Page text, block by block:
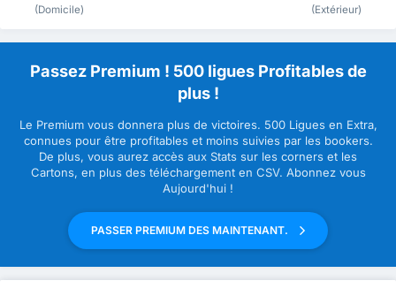
(Domicile) (Extérieur)
Passez Premium ! 500 ligues Profitables de
plus !
Le Premium vous donnera plus de victoires. 500 Ligues en Extra,
connues pour être profitables et moins suivies par les bookers.
De plus, vous aurez accès aux Stats sur les corners et les
Cartons, en plus des téléchargement en CSV. Abonnez vous
Aujourd'hui !
PASSER PREMIUM DES MAINTENANT.